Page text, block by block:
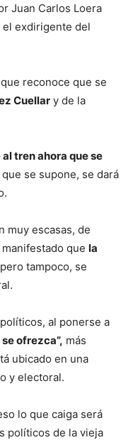
Juan Carlos Loera
el exdirigente del
reconoce que se
Cuellar y de la
tren ahora que se
se supone, se dará
muy escasas, de
que la
tampoco, se
al ponerse a
ofrezca”, más
ubicado en una
y electoral.
lo que caiga será
políticos de la vieja